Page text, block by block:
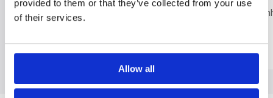
provided to them or that they’ve collected from your use
of their services.
Allow all
Kortom: oordeel lange tijd niet. Maak onderscheid tussen